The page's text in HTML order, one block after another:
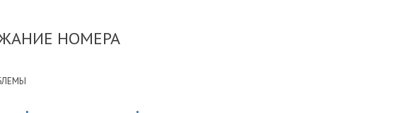
НОМЕРА